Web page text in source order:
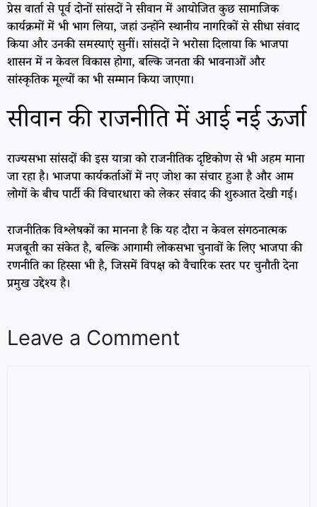
प्रेस वार्ता से पूर्व दोनों सांसदों ने सीवान में आयोजित कुछ सामाजिक
कार्यक्रमों में भी भाग लिया, जहां उन्होंने स्थानीय नागरिकों से सीधा संवाद
किया और उनकी समस्याएं सुनीं। सांसदों ने भरोसा दिलाया कि भाजपा
शासन में न केवल विकास होगा, बल्कि जनता की भावनाओं और
सांस्कृतिक मूल्यों का भी सम्मान किया जाएगा।
सीवान की राजनीति में आई नई ऊर्जा
राज्यसभा सांसदों की इस यात्रा को राजनीतिक दृष्टिकोण से भी अहम माना
जा रहा है। भाजपा कार्यकर्ताओं में नए जोश का संचार हुआ है और आम
लोगों के बीच पार्टी की विचारधारा को लेकर संवाद की शुरुआत देखी गई।
राजनीतिक विश्लेषकों का मानना है कि यह दौरा न केवल संगठनात्मक
मजबूती का संकेत है, बल्कि आगामी लोकसभा चुनावों के लिए भाजपा की
रणनीति का हिस्सा भी है, जिसमें विपक्ष को वैचारिक स्तर पर चुनौती देना
प्रमुख उद्देश्य है।
Leave a Comment